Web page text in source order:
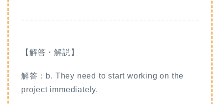
【解答・解説】
解答：b. They need to start working on the
project immediately.